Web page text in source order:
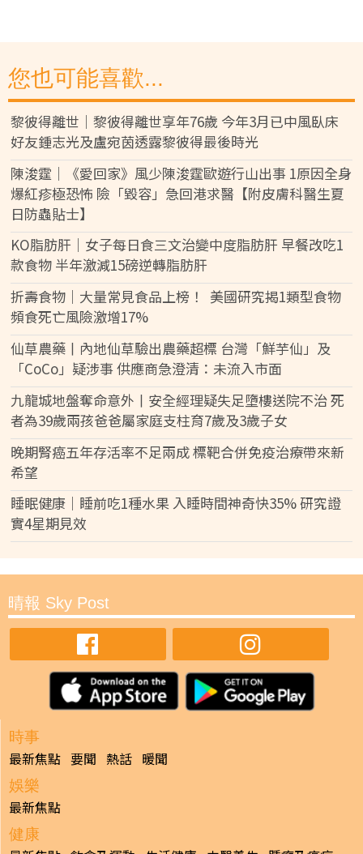
您也可能喜歡...
黎彼得離世｜黎彼得離世享年76歲 今年3月已中風臥床
好友鍾志光及盧宛茵透露黎彼得最後時光
陳浚霆｜《愛回家》風少陳浚霆歐遊行山出事 1原因全身
爆紅疹極恐怖 險「毀容」急回港求醫【附皮膚科醫生夏
日防蟲貼士】
KO脂肪肝｜女子每日食三文治變中度脂肪肝 早餐改吃1
款食物 半年激減15磅逆轉脂肪肝
折壽食物｜大量常見食品上榜！ 美國研究揭1類型食物
頻食死亡風險激增17%
仙草農藥丨內地仙草驗出農藥超標 台灣「鮮芋仙」及
「CoCo」疑涉事 供應商急澄清：未流入市面
九龍城地盤奪命意外丨安全經理疑失足墮樓送院不治 死
者為39歲兩孩爸爸屬家庭支柱育7歲及3歲子女
晚期腎癌五年存活率不足兩成 標靶合併免疫治療帶來新
希望
睡眠健康｜睡前吃1種水果 入睡時間神奇快35% 研究證
實4星期見效
晴報 Sky Post
時事
最新焦點 要聞 熱話 暖聞
娛樂
最新焦點
健康